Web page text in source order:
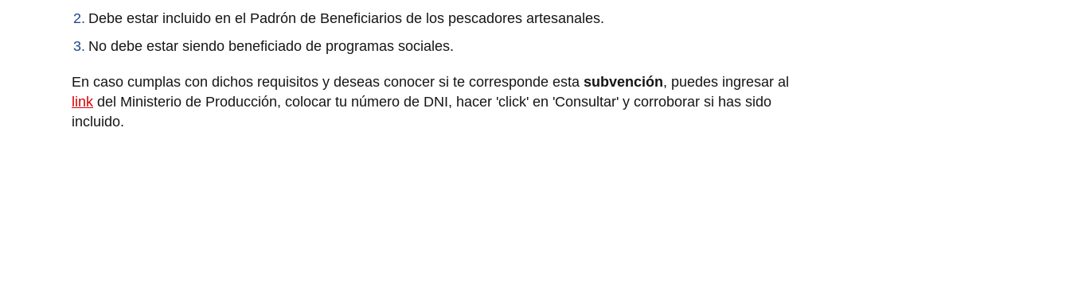
Debe estar incluido en el Padrón de Beneficiarios de los pescadores artesanales.
No debe estar siendo beneficiado de programas sociales.
En caso cumplas con dichos requisitos y deseas conocer si te corresponde esta subvención, puedes ingresar al
link del Ministerio de Producción, colocar tu número de DNI, hacer 'click' en 'Consultar' y corroborar si has sido
incluido.